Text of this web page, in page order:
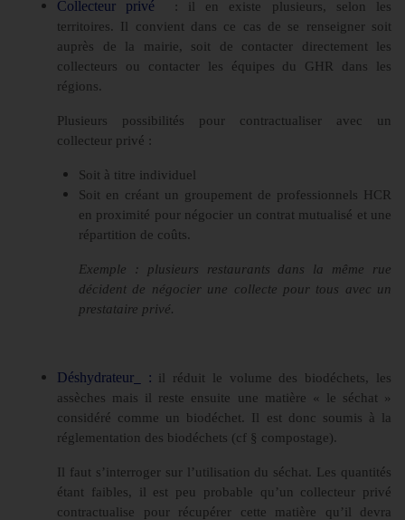
Collecteur privé
: il en existe plusieurs, selon les
territoires. Il convient dans ce cas de se renseigner soit
auprès de la mairie, soit de contacter directement les
collecteurs ou contacter les équipes du GHR dans les
régions.
Plusieurs possibilités pour contractualiser avec un
collecteur privé :
Soit à titre individuel
Soit en créant un groupement de professionnels HCR
en proximité pour négocier un contrat mutualisé et une
répartition de coûts.
Exemple : plusieurs restaurants dans la même rue
décident de négocier une collecte pour tous avec un
prestataire privé.
Déshydrateur : il réduit le volume des biodéchets, les
assèches mais il reste ensuite une matière « le séchat »
considéré comme un biodéchet. Il est donc soumis à la
réglementation des biodéchets (cf § compostage).
Il faut s’interroger sur l’utilisation du séchat. Les quantités
étant faibles, il est peu probable qu’un collecteur privé
contractualise pour récupérer cette matière qu’il devra